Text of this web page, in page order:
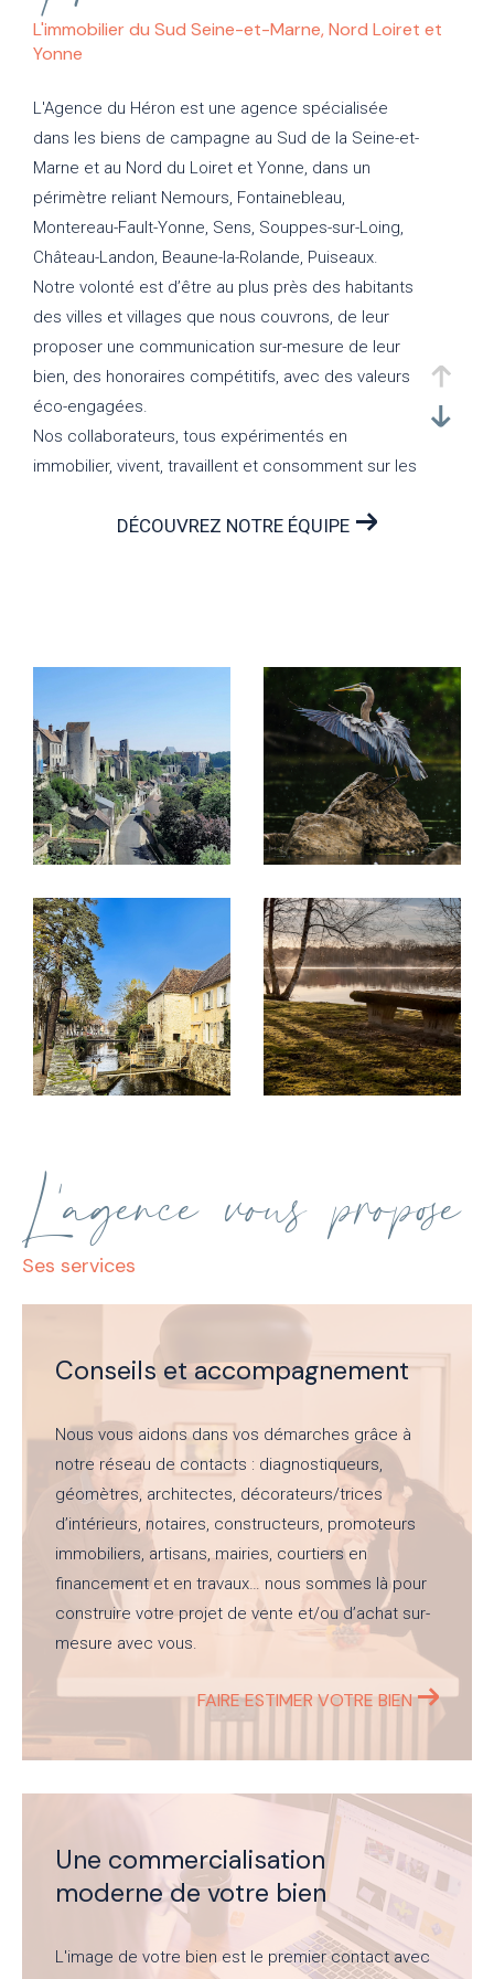
L'immobilier du Sud Seine-et-Marne, Nord Loiret et
Yonne
L'Agence du Héron est une agence spécialisée
dans les biens de campagne au Sud de la Seine-et-
Marne et au Nord du Loiret et Yonne, dans un
périmètre reliant Nemours, Fontainebleau,
Montereau-Fault-Yonne, Sens, Souppes-sur-Loing,
Château-Landon, Beaune-la-Rolande, Puiseaux.
Notre volonté est d’être au plus près des habitants
des villes et villages que nous couvrons, de leur
proposer une communication sur-mesure de leur
bien, des honoraires compétitifs, avec des valeurs
éco-engagées.
Nos collaborateurs, tous expérimentés en
immobilier, vivent, travaillent et consomment sur les
accompagner les futurs habitants dans leur
DÉCOUVREZ NOTRE ÉQUIPE
L'agence vous propose
ses services
Conseils et accompagnement
Nous vous aidons dans vos démarches grâce à
notre réseau de contacts : diagnostiqueurs,
géomètres, architectes, décorateurs/trices
d’intérieurs, notaires, constructeurs, promoteurs
immobiliers, artisans, mairies, courtiers en
financement et en travaux… nous sommes là pour
construire votre projet de vente et/ou d’achat sur-
mesure avec vous.
FAIRE ESTIMER VOTRE BIEN
Une commercialisation
moderne de votre bien
L'image de votre bien est le premier contact avec